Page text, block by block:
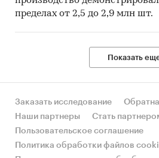
Установка Подогрева И
Цементовоз
Экскаватор
Электрогидроустановка
2. Определить объем
пределах от 2,5 до 2,9 млн шт.
Показать
Заказать исследование
Наши партнеры
Стать
Пользовательское соглашение
Политика обработки файлов